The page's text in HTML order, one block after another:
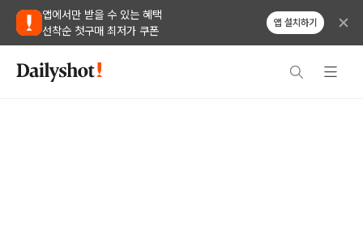
앱에서만 받을 수 있는 혜택
선착순 첫구매 최저가 쿠폰
앱 설치하기